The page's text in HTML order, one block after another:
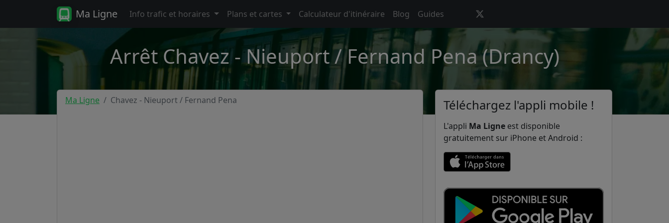
Ma Ligne Info trafic et horaires Plans et cartes Calculateur d'itinéraire Blog Guides
Arrêt Chavez - Nieuport / Fernand Pena (Drancy)
Ma Ligne Chavez - Nieuport / Fernand Pena Téléchargez l'appli mobile !
L'appli Ma Ligne est disponible
gratuitement sur iPhone et Android :